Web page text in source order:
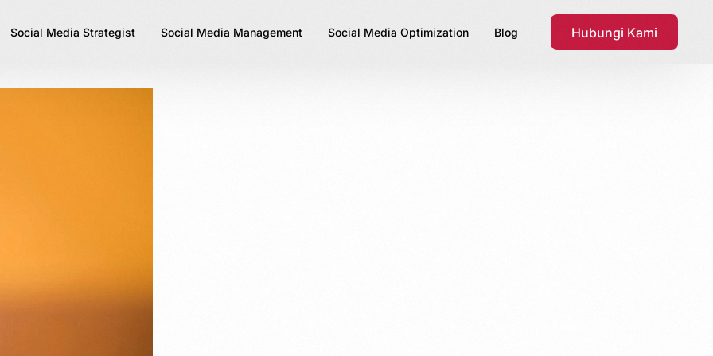
Social Media Strategist Social Media Management Social Media Optimization Blog Hubungi Kami